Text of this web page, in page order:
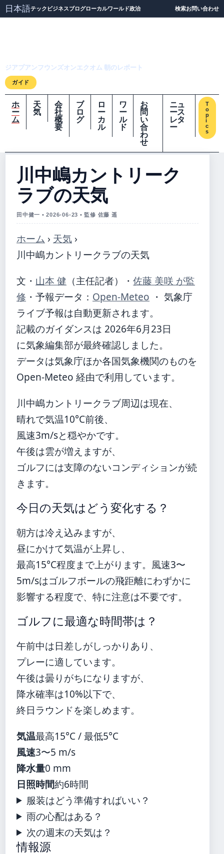
日本語テック ビジネスブログローカルワールド政治 検索お問い合わせ
ジアプアンフウンズオンエクオム 朝のレポート
ガイド
ホ
ー
ム
天
気
会
社
概
要
ブ
ロ
グ
ロ
ー
カ
ル
ワ
ー
ル
ド
お
問
い
合
わ
せ
ニュ
ース
レタ
ー
T
o
p
i
c
s
川中嶋カントリーク
ラブの天気
田中健一 • 2026-06-23 • 監修 佐藤 遥
ホーム › 天気 ›
川中嶋カントリークラブの天気
文・ 山本 健 （主任記者） ・ 佐藤 美咲 が監
修 ・ 予報データ： Open-Meteo ・ 気象庁
ライブ予報は自動更新されます。
記載のガイダンスは 2026年6月23日
に気象編集部が最終確認しました。
データは気象庁ほか各国気象機関のものを
Open-Meteo 経由で利用しています。
川中嶋カントリークラブ周辺は現在、
晴れで気温10°C前後、
風速3m/sと穏やかです。
午後は雲が増えますが、
ゴルフには支障のないコンディションが続
きます。
今日の天気はどう変化する？
朝方は冷え込みますが、
昼にかけて気温が上昇し、
最高15°C程度まで上がります。風速3〜
5m/sはゴルフボールの飛距離にわずかに
影響する程度で、特に注意は不要です。
ゴルフに最適な時間帯は？
午前中は日差しがしっかりあり、
プレーに適しています。
午後は曇りがちになりますが、
降水確率は10%以下で、
終日ラウンドを楽しめます。
気温最高15°C / 最低5°C
風速3〜5 m/s
降水量0 mm
日照時間約6時間
服装はどう準備すればいい？
雨の心配はある？
次の週末の天気は？
情報源